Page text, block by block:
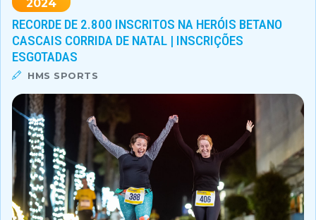
2024
RECORDE DE 2.800 INSCRITOS NA HERÓIS BETANO
CASCAIS CORRIDA DE NATAL | INSCRIÇÕES
ESGOTADAS
HMS SPORTS